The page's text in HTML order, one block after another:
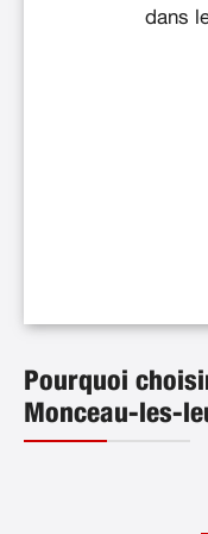
dans
Pourquoi
Monceau-les-